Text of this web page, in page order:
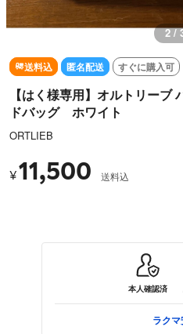
3 /
送料込 匿名配送 すぐに購入可
【はく様専用】オルトリーブ
ドバッグ ホワイト
ORTLIEB
¥11,500 送料込
本人確認済
ラク